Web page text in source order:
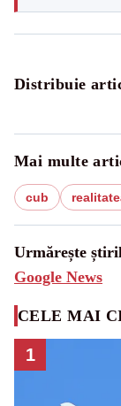
Distribuie
Mai multe
cub
Urmărește
Google News
CELE MAI
1